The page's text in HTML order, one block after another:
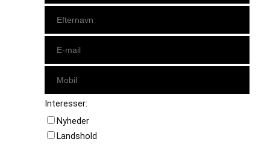
Interesser:
Nyheder
Landshold